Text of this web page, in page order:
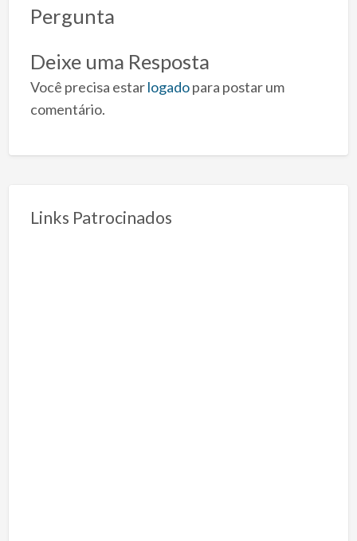
Pergunta
Deixe uma Resposta
Você precisa estarlogadopara postar um
comentário.
Links Patrocinados